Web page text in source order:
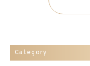
Category